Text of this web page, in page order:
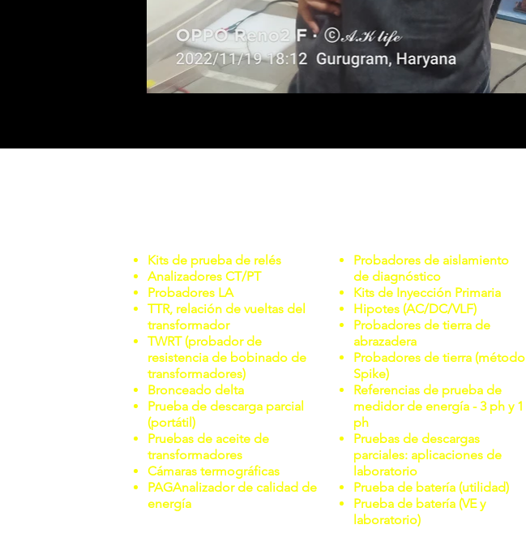
Kits de prueba de relés
Analizadores CT/PT
Probadores LA
TTR, relación de vueltas del
transformador
TWRT (probador de
resistencia de bobinado de
transformadores)
Bronceado delta
Prueba de descarga parcial
(portátil)
Pruebas de aceite de
transformadores
Cámaras termográficas
PAGAnalizador de calidad de
energía
Probadores de aislamiento
de diagnóstico
Kits de Inyección Primaria
Hipotes (AC/DC/VLF)
Probadores de tierra de
abrazadera
Probadores de tierra (método
Spike)
Referencias de prueba de
medidor de energía - 3 ph y 1
ph
Pruebas de descargas
parciales: aplicaciones de
laboratorio
Prueba de batería (utilidad)
Prueba de batería (VE y
laboratorio)